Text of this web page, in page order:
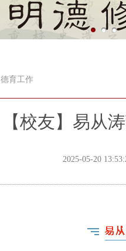
德育工作
【校友】易从
2025-05-20